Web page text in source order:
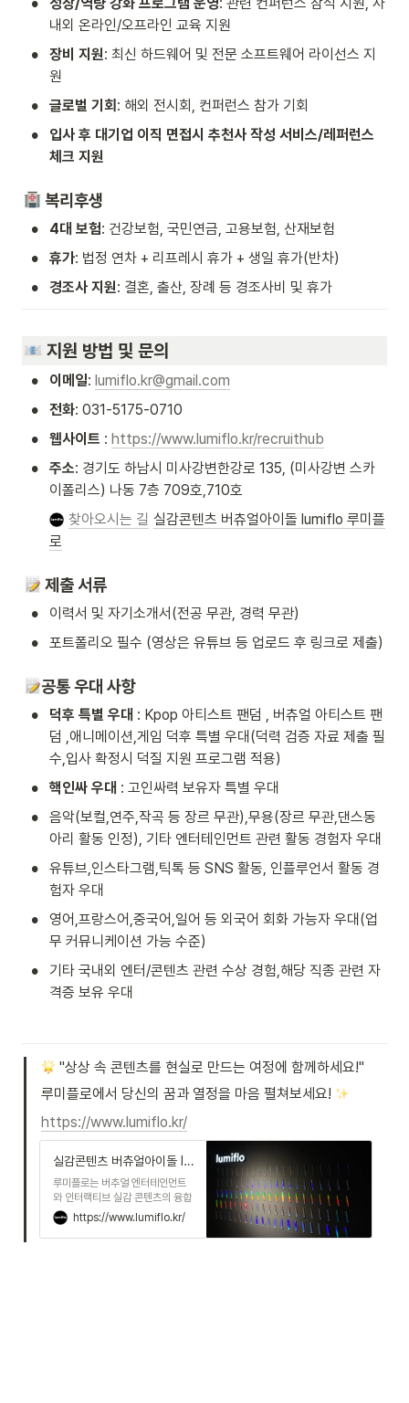
내외 온라인/오프라인 교육 지원
• 장비 지원: 최신 하드웨어 및 전문 소프트웨어 라이선스 지
원
• 글로벌 기회 : 해외 전시회, 컨퍼런스 참가 기회
•
입사 후 대기업 이직 면접시 추천사 작성 서비스/레퍼런스
체크 지원
복리후생
• 4대 보험: 건강보험, 국민연금, 고용보험, 산재보험
• 휴가: 법정 연차 + 리프레시 휴가 + 생일 휴가(반차)
• 경조사 지원: 결혼, 출산, 장례 등 경조사비 및 휴가
지원 방법 및 문의
• 이메일: lumiflo.kr@gmail.com
• 전화: 031-5175-0710
• 웹사이트 : https://www.lumiflo.kr/recruithub
• 주소: 경기도 하남시 미사강변한강로 135, (미사강변 스카
이폴리스) 나동 7층 709호,710호
찾아오시는 길 실감콘텐츠 버츄얼아이돌 lumiflo 루미플
로
제출 서류
• 이력서 및 자기소개서(전공 무관, 경력 무관)
• 포트폴리오 필수 (영상은 유튜브 등 업로드 후 링크로 제출)
공통 우대 사항
• 덕후 특별 우대 : Kpop 아티스트 팬덤 , 버츄얼 아티스트 팬
덤 ,애니메이션,게임 덕후 특별 우대(덕력 검증 자료 제출 필
수,입사 확정시 덕질 지원 프로그램 적용)
• 핵인싸 우대 : 고인싸력 보유자 특별 우대
•
음악(보컬,연주,작곡 등 장르 무관),무용(장르 무관,댄스동
아리 활동 인정), 기타 엔터테인먼트 관련 활동 경험자 우대
•
유튜브,인스타그램,틱톡 등 SNS 활동, 인플루언서 활동 경
험자 우대
•
영어,프랑스어,중국어,일어 등 외국어 회화 가능자 우대(업
무 커뮤니케이션 가능 수준)
•
기타 국내외 엔터/콘텐츠 관련 수상 경험,해당 직종 관련 자
격증 보유 우대
"상상 속 콘텐츠를 현실로 만드는 여정에 함께하세요!"
루미플로에서 당신의 꿈과 열정을 마음 펼쳐보세요!
https://www.lumiflo.kr/
실감콘텐츠 버츄얼아이돌 lumiflo 루미플로
루미플로는 버추얼 엔터테인먼트
와 인터랙티브 실감 콘텐츠의 융합
으로 혁신적인 몰입형 공간 경험을
제공하는 Immersive Art &
Tech 개발 기업입니다. 실시간 렌
https://www.lumiflo.kr/